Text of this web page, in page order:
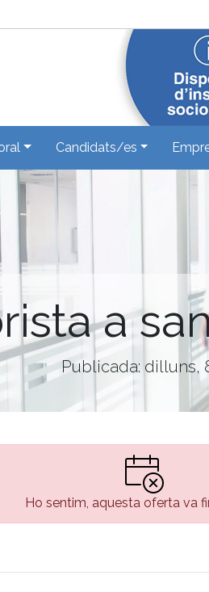
Candidats/es
a
Publicada: dilluns,
Ho sentim, aquesta oferta va